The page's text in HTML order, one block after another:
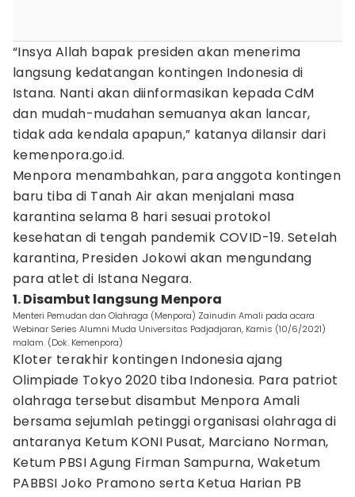
“Insya Allah bapak presiden akan menerima
langsung kedatangan kontingen Indonesia di
Istana. Nanti akan diinformasikan kepada CdM
dan mudah-mudahan semuanya akan lancar,
tidak ada kendala apapun,” katanya dilansir dari
kemenpora.go.id.
Menpora menambahkan, para anggota kontingen
baru tiba di Tanah Air akan menjalani masa
karantina selama 8 hari sesuai protokol
kesehatan di tengah pandemik COVID-19. Setelah
karantina, Presiden Jokowi akan mengundang
para atlet di Istana Negara.
1. Disambut langsung Menpora
Menteri Pemudan dan Olahraga (Menpora) Zainudin Amali pada acara
Webinar Series Alumni Muda Universitas Padjadjaran, Kamis (10/6/2021)
malam. (Dok. Kemenpora)
Kloter terakhir kontingen Indonesia ajang
Olimpiade Tokyo 2020 tiba Indonesia. Para patriot
olahraga tersebut disambut Menpora Amali
bersama sejumlah petinggi organisasi olahraga di
antaranya Ketum KONI Pusat, Marciano Norman,
Ketum PBSI Agung Firman Sampurna, Waketum
PABBSI Joko Pramono serta Ketua Harian PB